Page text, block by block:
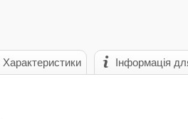
Характеристики Інформація